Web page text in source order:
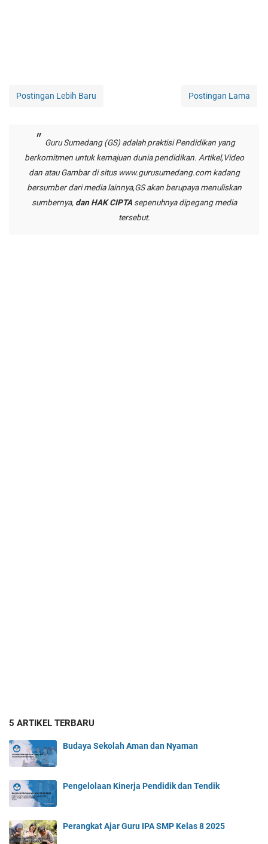
Postingan Lebih Baru Postingan Lama
Guru Sumedang (GS) adalah praktisi Pendidikan yang
berkomitmen untuk kemajuan dunia pendidikan. Artikel,Video
dan atau Gambar di situs www.gurusumedang.comkadang
bersumber dari media lainnya,GS akan berupaya menuliskan
sumbernya, dan HAK CIPTAsepenuhnya dipegang media
tersebut.
5 ARTIKEL TERBARU
Budaya Sekolah Aman dan Nyaman
Pengelolaan Kinerja Pendidik dan Tendik
Perangkat Ajar Guru IPA SMP Kelas 8 2025